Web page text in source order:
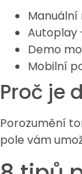
Manuální
Autoplay
Demo
Mobilní
Proč je
Porozumění
pole vám